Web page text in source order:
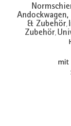
& Zubehör,
Zubehör,
mit